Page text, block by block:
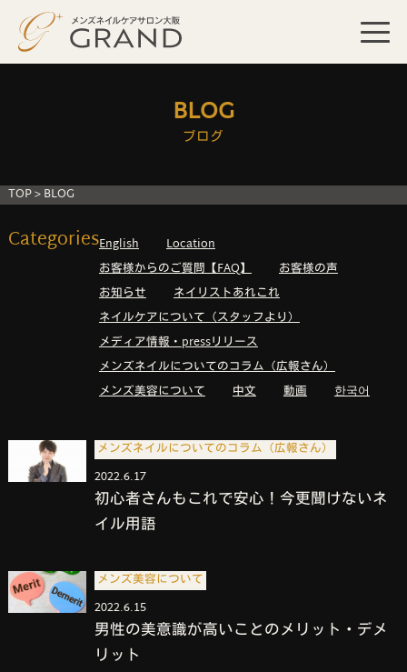
BLOG
ブログ
TOP>BLOG
CategoriesEnglish
Location
お客様からのご質問【FAQ】
お客様の声
お知らせ
ネイリストあれこれ
ネイルケアについて（スタッフより）
メディア情報・pressリリース
メンズネイルについてのコラム（広報さん）
メンズ美容について
中文 動画 한국어
メンズネイルについてのコラム（広報さん）
2022.6.17
初心者さんもこれで安心！今更聞けないネ
イル用語
メンズ美容について
2022.6.15
男性の美意識が高いことのメリット・デメ
リット